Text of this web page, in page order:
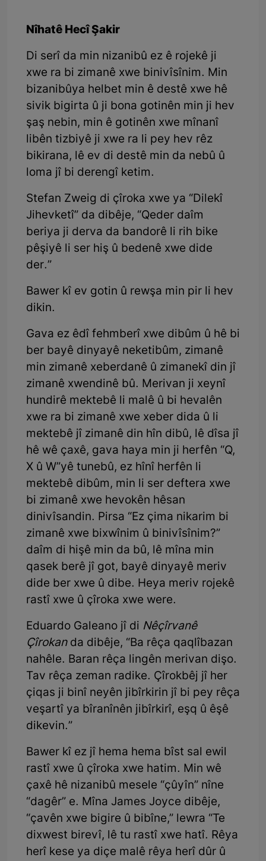
Nîhatê Hecî Şakir
Di serî da min nizanibû ez ê rojekê ji
xwe ra bi zimanê xwe binivîsînim. Min
bizanibûya helbet min ê destê xwe hê
sivik bigirta û ji bona gotinên min ji hev
şaş nebin, min ê gotinên xwe mînanî
libên tizbiyê ji xwe ra li pey hev rêz
bikirana, lê ev di destê min da nebû û
loma jî bi derengî ketim.
Stefan Zweig di çîroka xwe ya “Dilekî
Jihevketî” da dibêje, “Qeder daîm
beriya ji derva da bandorê li rih bike
pêşiyê li ser hiş û bedenê xwe dide
der.”
Bawer kî ev gotin û rewşa min pir li hev
dikin.
Gava ez êdî fehmberî xwe dibûm û hê bi
ber bayê dinyayê neketibûm, zimanê
min zimanê xeberdanê û zimanekî din jî
zimanê xwendinê bû. Merivan ji xeynî
hundirê mektebê li malê û bi hevalên
xwe ra bi zimanê xwe xeber dida û li
mektebê jî zimanê din hîn dibû, lê dîsa jî
hê wê çaxê, gava haya min ji herfên “Q,
X û W”yê tunebû, ez hînî herfên li
mektebê dibûm, min li ser deftera xwe
bi zimanê xwe hevokên hêsan
dinivîsandin. Pirsa “Ez çima nikarim bi
zimanê xwe bixwînim û binivîsînim?”
daîm di hişê min da bû, lê mîna min
qasek berê jî got, bayê dinyayê meriv
dide ber xwe û dibe. Heya meriv rojekê
rastî xwe û çîroka xwe were.
Eduardo Galeano jî di Nêçîrvanê
Çîrokanda dibêje, “Ba rêça qaqlîbazan
nahêle. Baran rêça lingên merivan dişo.
Tav rêça zeman radike. Çîrokbêj jî her
çiqas ji binî neyên jibîrkirin jî bi pey rêça
veşartî ya bîranînên jibîrkirî, eşq û êşê
dikevin.”
Bawer kî ez jî hema hema bîst sal ewil
rastî xwe û çîroka xwe hatim. Min wê
çaxê hê nizanibû mesele “çûyîn” nîne
“dagêr” e. Mîna James Joyce dibêje,
“çavên xwe bigire û bibîne,” lewra “Te
dixwest birevî, lê tu rastî xwe hatî. Rêya
herî kese ya diçe malê rêya herî dûr û